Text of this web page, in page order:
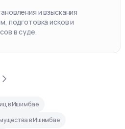
и взыскания
подготовка исков и
в суде.
в Ишимбае
в Ишимбае